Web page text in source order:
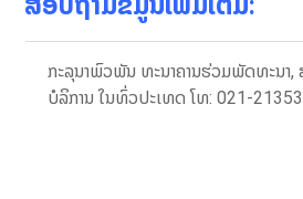
ກະລຸນາພົວພັນ ທະນາຄານຮ່ວມພັດທະນາ,
ບໍລິການ ໃນທົ່ວປະເທດ ໂທ: 021-